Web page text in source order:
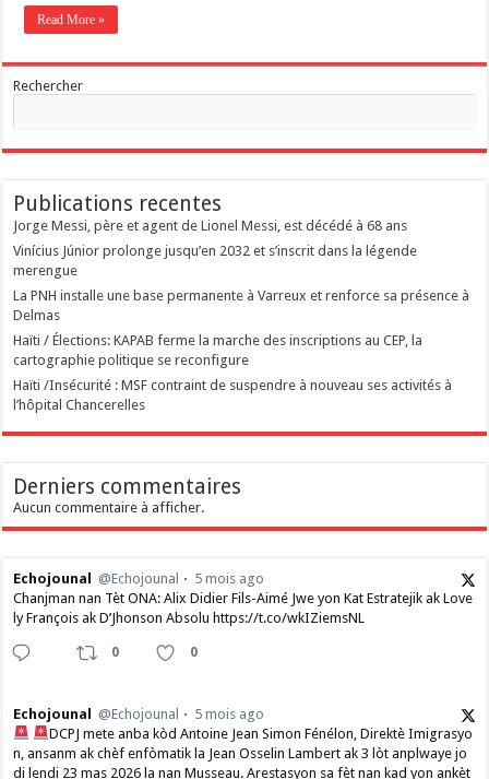
Read More »
Rechercher
Publications recentes
Jorge Messi, père et agent de Lionel Messi, est décédé à 68 ans
Vinícius Júnior prolonge jusqu’en 2032 et s’inscrit dans la légende
merengue
La PNH installe une base permanente à Varreux et renforce sa présence à
Delmas
Haïti / Élections: KAPAB ferme la marche des inscriptions au CEP, la
cartographie politique se reconfigure
Haïti /Insécurité : MSF contraint de suspendre à nouveau ses activités à
l’hôpital Chancerelles
Derniers commentaires
Aucun commentaire à afficher.
Echojounal @Echojounal
5 mois ago
Chanjman nan Tèt ONA: Alix Didier Fils-Aimé Jwe yon Kat Estratejik ak Love
ly François ak D’Jhonson Absolu https://t.co/wkIZiemsNL
0 0
Echojounal @Echojounal
5 mois ago
DCPJ mete anba kòd Antoine Jean Simon Fénélon, Direktè Imigrasyo
n, ansanm ak chèf enfòmatik la Jean Osselin Lambert ak 3 lòt anplwaye jo
di lendi 23 mas 2026 la nan Musseau. Arestasyon sa fèt nan kad yon ankèt